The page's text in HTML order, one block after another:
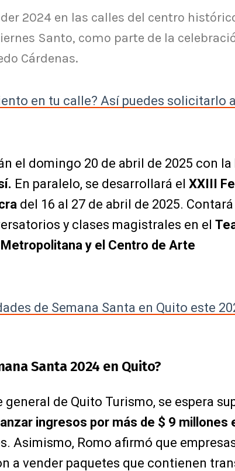
2024 en las calles del centro
Santo, como parte de la
Cárdenas.
en tu calle? Así puedes solicitarlo
el domingo 20 de abril de 2025 con la
En paralelo, se desarrollará el XXIII
del 16 al 27 de abril de 2025.
y clases magistrales en el
y el Centro de Arte
de Semana Santa en Quito este
Santa 2024 en Quito?
de Quito Turismo, se espera
ingresos por más de $ 9 millones
Asimismo, Romo afirmó que
a vender paquetes que contienen